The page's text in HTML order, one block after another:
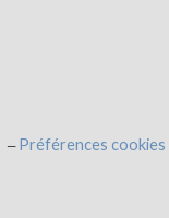
Préférences cookies